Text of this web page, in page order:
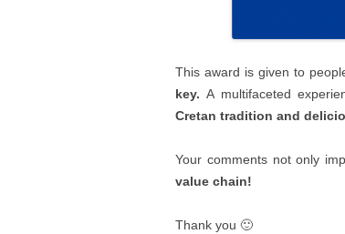
This award is given to
key. Α multifaceted
Cretan tradition and
Your comments not only
value chain!
Thank you 🙂